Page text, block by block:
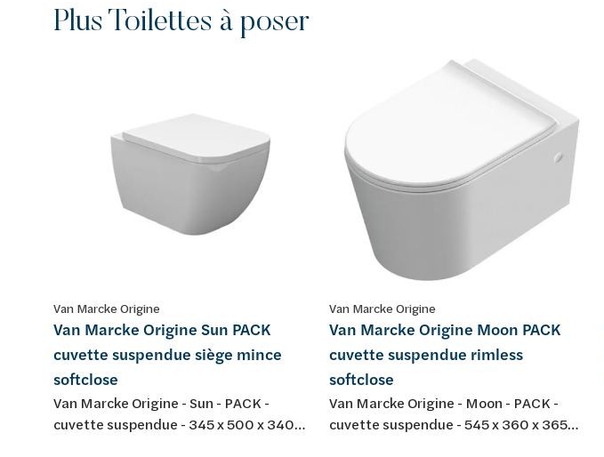
Plus Toilettes à poser
Van Marcke Origine
Van Marcke Origine Sun PACK
cuvette suspendue siège mince
softclose
Van Marcke Origine - Sun - PACK -
cuvette suspendue - 345 x 500 x 340
Van Marcke Origine
Van Marcke Origine Moon PACK
cuvette suspendue rimless
softclose
Van Marcke Origine - Moon - PACK -
cuvette suspendue - 545 x 360 x 365